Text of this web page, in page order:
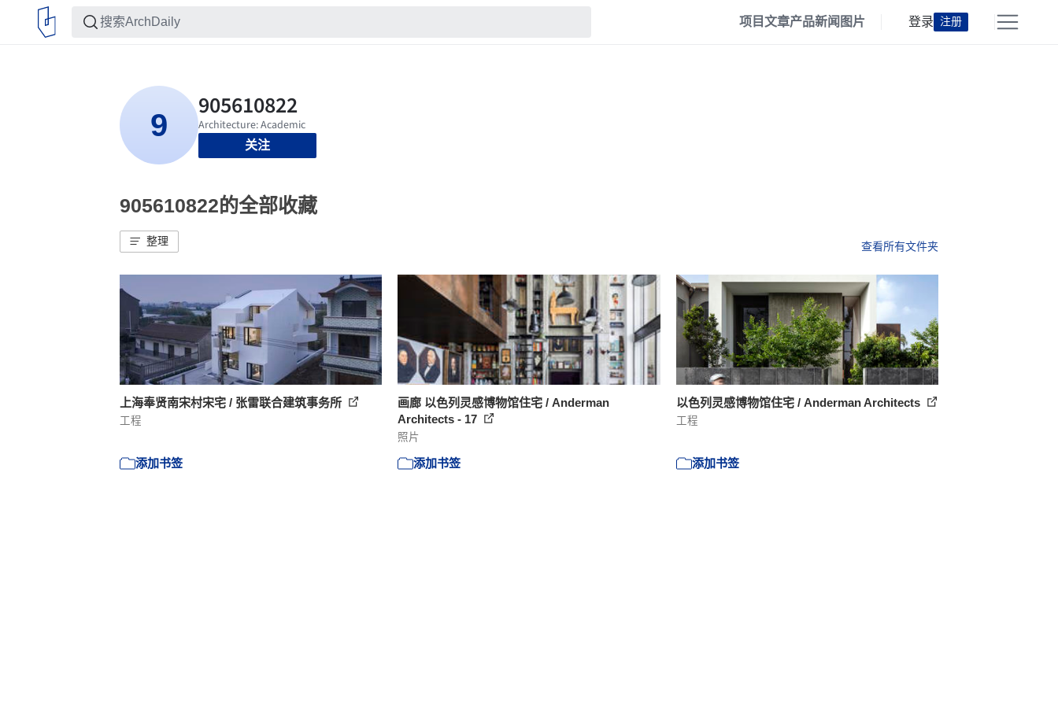
项目文章产品新闻 图片 登录 注册
关注
905610822的全部收藏
整理 查看所有文件夹
上海奉贤南宋村宋宅 / 张雷联合建筑事务所
工程
添加书签
画廊 以色列灵感博物馆住宅 / Anderman
Architects - 17
照片
添加书签
以色列灵感博物馆住宅 / Anderman Architects
工程
添加书签